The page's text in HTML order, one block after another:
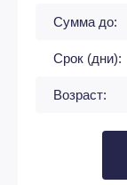
Сумма до:
Срок (дни):
Возраст: